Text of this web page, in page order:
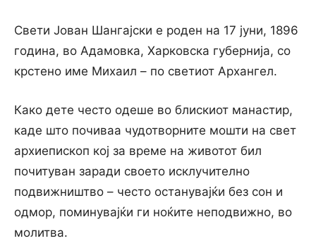
Свети Јован Шангајски е роден на 17 јуни, 1896
година, во Адамовка, Харковска губернија, со
крстено име Михаил – по светиот Архангел.
Како дете често одеше во блискиот манастир,
каде што почиваа чудотворните мошти на свет
архиепископ кој за време на животот бил
почитуван заради своето исклучително
подвижништво – често останувајќи без сон и
одмор, поминувајќи ги ноќите неподвижно, во
молитва.